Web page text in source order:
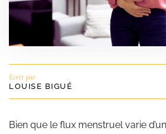
Écrit par
LOUISE BIGUÉ
Bien que le flux menstruel varie